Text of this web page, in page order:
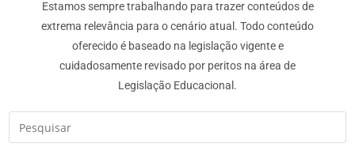
Estamos sempre trabalhando para trazer conteúdos de
extrema relevância para o cenário atual. Todo conteúdo
oferecido é baseado na legislação vigente e
cuidadosamente revisado por peritos na área de
Legislação Educacional.